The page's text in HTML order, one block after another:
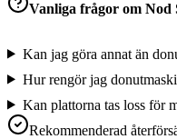
Vanliga frågor om Nod
Kan jag göra annat än
Hur rengör jag
Kan plattorna tas loss för
Rekommenderad